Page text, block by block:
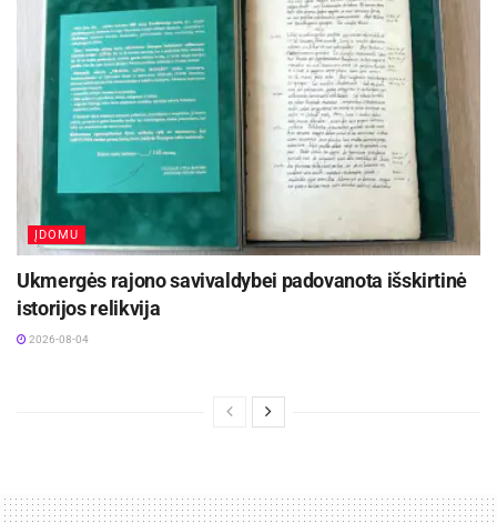
ĮDOMU
Ukmergės rajono savivaldybei padovanota išskirtinė
istorijos relikvija
2026-08-04